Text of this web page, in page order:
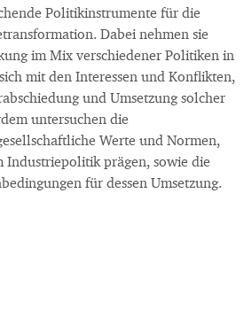
Politikinstrumente für die
Dabei nehmen sie
im Mix verschiedener Politiken in
mit den Interessen und Konflikten,
und Umsetzung solcher
untersuchen die
Werte und Normen,
Industriepolitik prägen, sowie die
für dessen Umsetzung.